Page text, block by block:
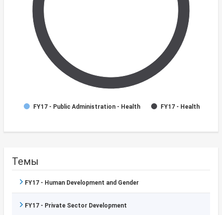
FY17 - Public Administration - Health FY17 - Health
Темы
FY17 - Human Development and Gender
FY17 - Private Sector Development